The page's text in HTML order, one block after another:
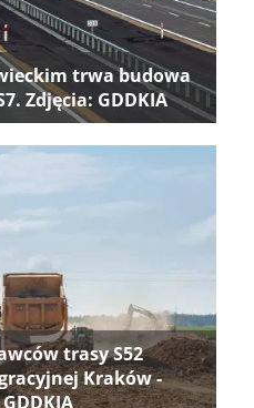
trwa budowa
Zdjęcia: GDDKIA
trasy S52
Kraków -